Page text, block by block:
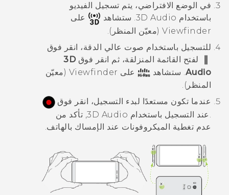
في الوضع الافتراضي، يتم تسجيل الفيديو
باستخدام 3D Audio. ستشاهد
على
Viewfinder (معيّن المنظر).
للتسجيل باستخدام صوت عالي الدقة، انقر فوق
لفتح القائمة المنزلقة، ثم انقر فوق3D
Audio. ستشاهد
على Viewfinder (معيّن
المنظر).
عندما تكون مستعدًا لبدء التسجيل، انقر فوق
عند التسجيل باستخدام 3D Audio , تأكد من
عدم تغطية الميكروفونات عند الإمساك بالهاتف.